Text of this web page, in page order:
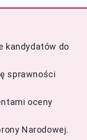
kandydatów do
sprawności
oceny
Narodowej.